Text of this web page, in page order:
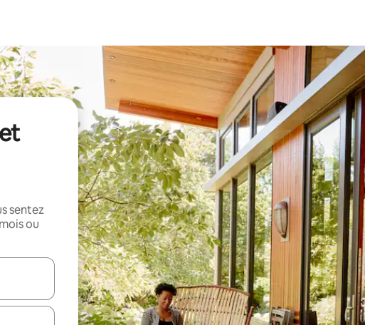
sentez
ou
flèches vers le haut et vers le bas pour les parcourir ou en appuyant et en